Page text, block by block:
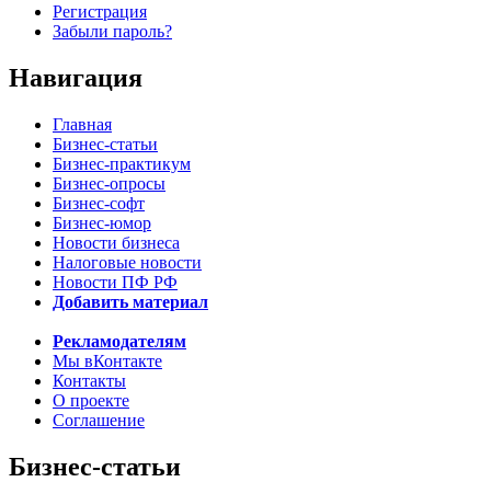
Регистрация
Забыли пароль?
Навигация
Главная
Бизнес-статьи
Бизнес-практикум
Бизнес-опросы
Бизнес-софт
Бизнес-юмор
Новости бизнеса
Налоговые новости
Новости ПФ РФ
Добавить материал
Рекламодателям
Мы вКонтакте
Контакты
О проекте
Соглашение
Бизнес-статьи